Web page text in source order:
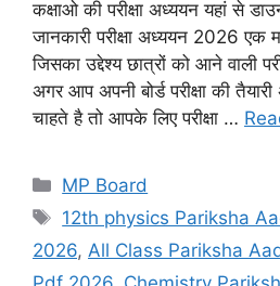
कक्षाओ की परीक्षा अध्ययन यहां से
जानकारी परीक्षा अध्ययन 2026 एक
जिसका उद्देश्य छात्रों को आने वाली
अगर आप अपनी बोर्ड परीक्षा की
चाहते है तो आपके लिए परीक्षा …
Categories
MP Board
Tags
12th physics Pariksha
2026, All Class Pariksha